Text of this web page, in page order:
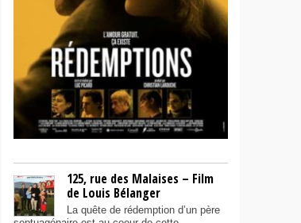
125, rue des Malaises – Film
de Louis Bélanger
La quête de rédemption d’un père